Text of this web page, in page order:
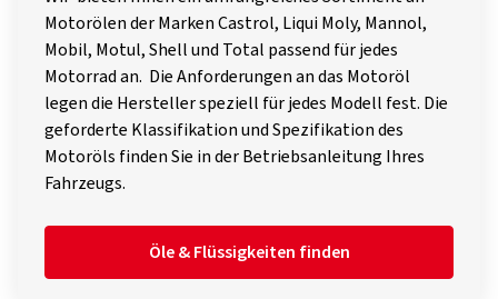
Motorölen der Marken Castrol, Liqui Moly, Mannol,
Mobil, Motul, Shell und Total passend für jedes
Motorrad an. Die Anforderungen an das Motoröl
legen die Hersteller speziell für jedes Modell fest. Die
geforderte Klassifikation und Spezifikation des
Motoröls finden Sie in der Betriebsanleitung Ihres
Fahrzeugs.
Öle & Flüssigkeiten finden